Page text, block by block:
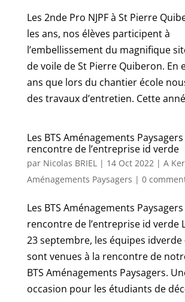
Les 2nde Pro NJPF à St Pierre
les ans, nos élèves participent à
l’embellissement du magnifique
de voile de St Pierre Quiberon. En
ans que lors du chantier école
des travaux d’entretien. Cette
Les BTS Aménagements Paysagers
rencontre de l’entreprise id verde
par Nicolas BRIEL| 14 Oct 2022| A
Aménagements Paysagers | 0
Les BTS Aménagements Paysagers
rencontre de l’entreprise id verde
23 septembre, les équipes idverde
sont venues à la rencontre de
BTS Aménagements Paysagers.
occasion pour les étudiants de